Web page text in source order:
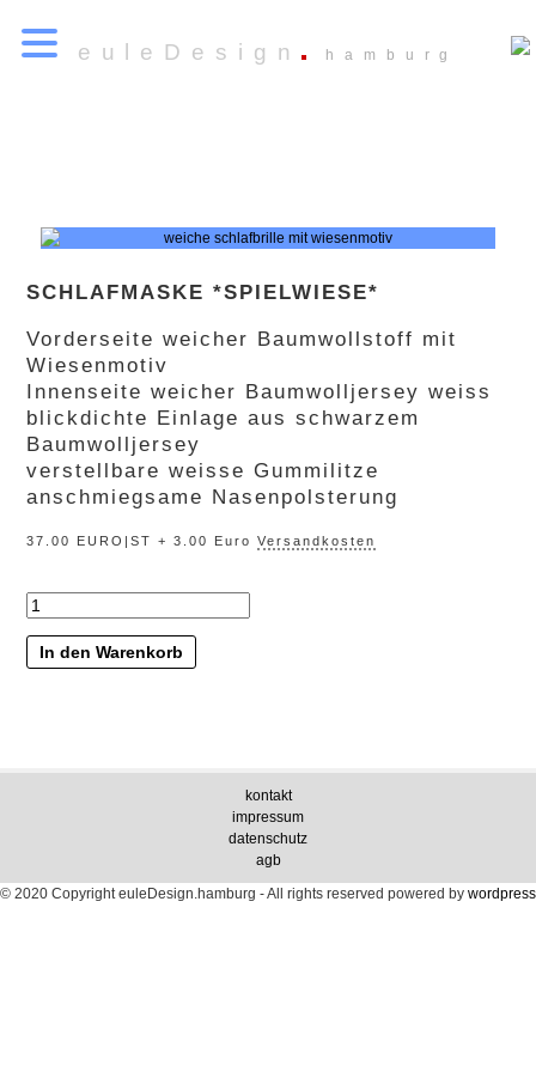
euleDesign hamburg
SCHLAFMASKE *SPIELWIESE*
Vorderseite weicher Baumwollstoff mit
Wiesenmotiv
Innenseite weicher Baumwolljersey weiss
blickdichte Einlage aus schwarzem
Baumwolljersey
verstellbare weisse Gummilitze
anschmiegsame Nasenpolsterung
37.00 EURO|ST + 3.00 EuroVersandkosten
Menge
In den Warenkorb
kontakt
impressum
datenschutz
agb
© 2020 Copyright euleDesign.hamburg - All rights reserved powered by wordpress